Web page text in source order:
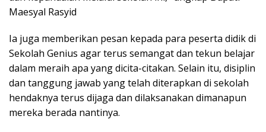
Maesyal Rasyid
Ia juga memberikan pesan kepada para peserta didik di
Sekolah Genius agar terus semangat dan tekun belajar
dalam meraih apa yang dicita-citakan. Selain itu, disiplin
dan tanggung jawab yang telah diterapkan di sekolah
hendaknya terus dijaga dan dilaksanakan dimanapun
mereka berada nantinya.